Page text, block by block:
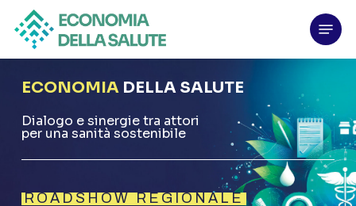
main
content
Menu
ECONOMIA DELLA SALUTE
Dialogo e sinergie tra attori
per una sanità sostenibile
ROADSHOW REGIONALE